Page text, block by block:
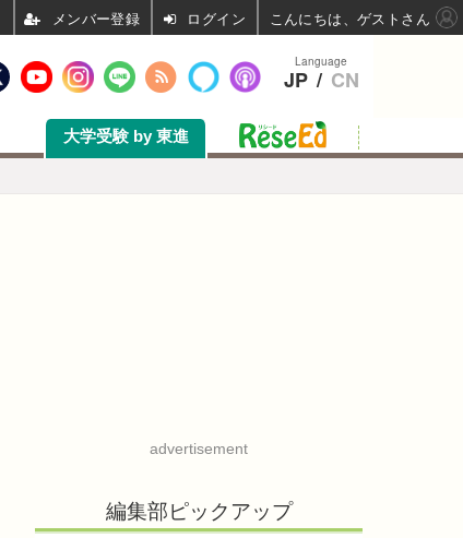
大学受験 by 東進
advertisement
編集部ピックアップ
Language
JP / CN
ログイン こんにちは、ゲストさん